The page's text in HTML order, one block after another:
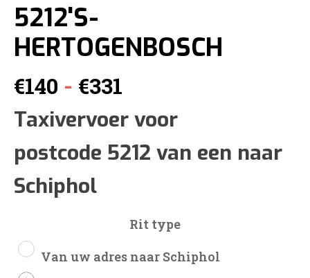
5212'S-
HERTOGENBOSCH
€140 - €331
€140
tot
Taxivervoer voor
postcode 5212 van een naar
Schiphol
Rit type
Van uw adres naar Schiphol